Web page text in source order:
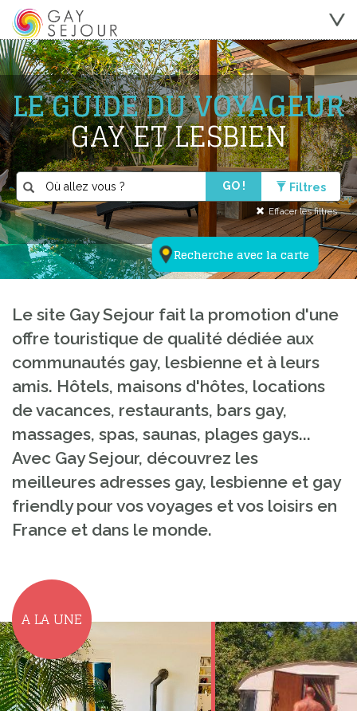
Recherche avec la carte
LE GUIDE DU VOYAGEUR
GAY ET LESBIEN
GO ! Filtres
Effacer les filtres
Le site Gay Sejour fait la promotion d'une
offre touristique de qualité dédiée aux
communautés gay, lesbienne et à leurs
amis. Hôtels, maisons d'hôtes, locations
de vacances, restaurants, bars gay,
massages, spas, saunas, plages gays...
Avec Gay Sejour, découvrez les
meilleures adresses gay, lesbienne et gay
friendly pour vos voyages et vos loisirs en
France et dans le monde.
A LA UNE